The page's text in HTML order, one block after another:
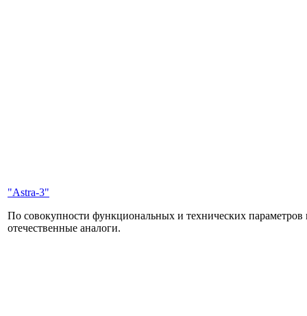
"Astra-3"
По совокупности функциональных и технических параметров
отечественные аналоги.